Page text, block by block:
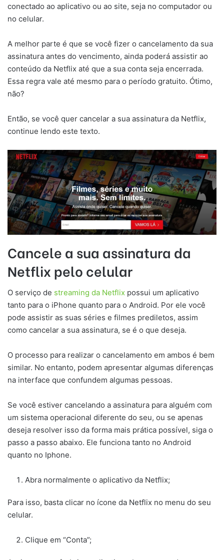
conectado ao aplicativo ou ao site, seja no computador ou
no celular.
A melhor parte é que se você fizer o cancelamento da sua
assinatura antes do vencimento, ainda poderá assistir ao
conteúdo da Netflix até que a sua conta seja encerrada.
Essa regra vale até mesmo para o período gratuito. Ótimo,
não?
Então, se você quer cancelar a sua assinatura da Netflix,
continue lendo este texto.
Cancele a sua assinatura da
Netflix pelo celular
O serviço de streaming da Netflix possui um aplicativo
tanto para o iPhone quanto para o Android. Por ele você
pode assistir as suas séries e filmes prediletos, assim
como cancelar a sua assinatura, se é o que deseja.
O processo para realizar o cancelamento em ambos é bem
similar. No entanto, podem apresentar algumas diferenças
na interface que confundem algumas pessoas.
Se você estiver cancelando a assinatura para alguém com
um sistema operacional diferente do seu, ou se apenas
deseja resolver isso da forma mais prática possível, siga o
passo a passo abaixo. Ele funciona tanto no Android
quanto no Iphone.
Abra normalmente o aplicativo da Netflix;
Para isso, basta clicar no ícone da Netflix no menu do seu
celular.
Clique em “Conta”;